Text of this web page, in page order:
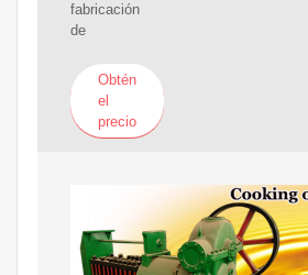
fabricación
de
Obtén
el
precio